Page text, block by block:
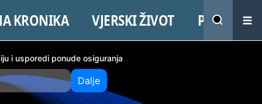
KRONIKA VJERSKI ŽIVOT PROMO
i usporedi ponude osiguranja
Dalje